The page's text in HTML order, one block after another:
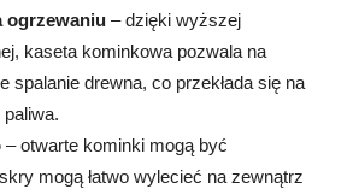
ogrzewaniu – dzięki wyższej
kaseta kominkowa pozwala na
spalanie drewna, co przekłada się na
– otwarte kominki mogą być
mogą łatwo wylecieć na zewnątrz